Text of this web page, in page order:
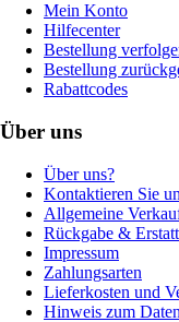
Mein Konto
Hilfecenter
Bestellung
Bestellung
Rabattcodes
Über uns
Über uns?
Kontaktieren Sie
Allgemeine
Rückgabe &
Impressum
Zahlungsarten
Lieferkosten und
Hinweis zum